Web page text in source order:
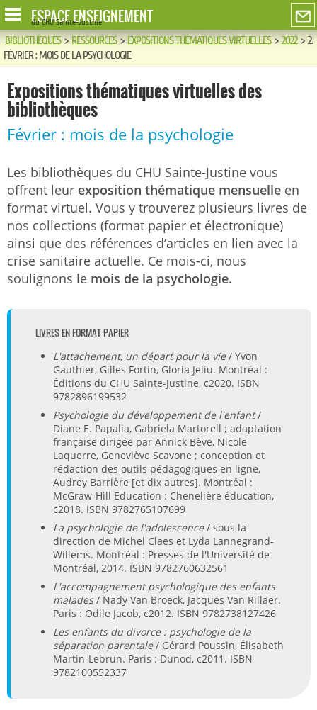
ESPACE ENSEIGNEMENT
du CHU Sainte-Justine
BIBLIOTHÈQUES>RESSOURCES>EXPOSITIONS THÉMATIQUES VIRTUELLES>2022>2.
FÉVRIER : MOIS DE LA PSYCHOLOGIE
Expositions thématiques virtuelles des
bibliothèques
Février : mois de la psychologie
Les bibliothèques du CHU Sainte-Justine vous
offrent leur exposition thématique mensuelle en
format virtuel. Vous y trouverez plusieurs livres de
nos collections (format papier et électronique)
ainsi que des références d’articles en lien avec la
crise sanitaire actuelle. Ce mois-ci, nous
soulignons le mois de la psychologie.
LIVRES EN FORMAT PAPIER
L'attachement, un départ pour la vie/ Yvon
Gauthier, Gilles Fortin, Gloria Jeliu. Montréal :
Éditions du CHU Sainte-Justine, c2020. ISBN
9782896199532
Psychologie du développement de l'enfant/
Diane E. Papalia, Gabriela Martorell ; adaptation
française dirigée par Annick Bève, Nicole
Laquerre, Geneviève Scavone ; conception et
rédaction des outils pédagogiques en ligne,
Audrey Barrière [et dix autres]. Montréal :
McGraw-Hill Education : Chenelière éducation,
c2018. ISBN 9782765107699
La psychologie de l'adolescence/ sous la
direction de Michel Claes et Lyda Lannegrand-
Willems. Montréal : Presses de l'Université de
Montréal, 2014. ISBN 9782760632561
L'accompagnement psychologique des enfants
malades/ Nady Van Broeck, Jacques Van Rillaer.
Paris : Odile Jacob, c2012. ISBN 9782738127426
Les enfants du divorce : psychologie de la
séparation parentale/ Gérard Poussin, Élisabeth
Martin-Lebrun. Paris : Dunod, c2011. ISBN
9782100552337